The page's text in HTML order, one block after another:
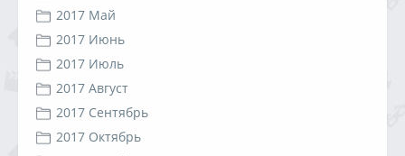
2017 Май
2017 Июнь
2017 Июль
2017 Август
2017 Сентябрь
2017 Октябрь